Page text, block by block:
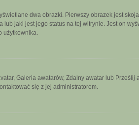
dwa obrazki. Pierwszy obrazek jest
jaki jest jego status na tej witrynie. Jest on
użytkownika.
Galeria awatarów, Zdalny awatar lub
się z jej administratorem.